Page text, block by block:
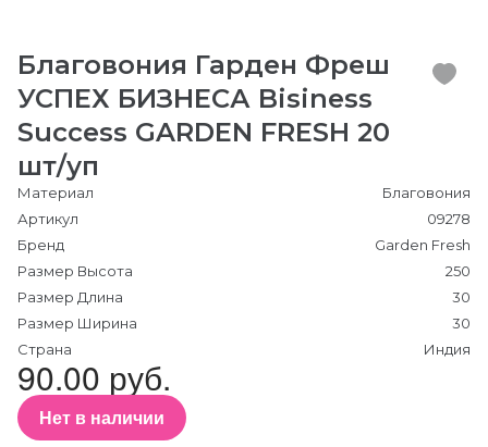
Благовония Гарден Фреш
УСПЕХ БИЗНЕСА Bisiness
Success GARDEN FRESH 20
шт/уп
Материал
Благовония
Артикул
09278
Бренд
Garden Fresh
Размер Высота
250
Размер Длина
30
Размер Ширина
30
Страна
Индия
90.00 руб.
Нет в наличии